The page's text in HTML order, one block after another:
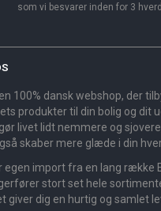
som vi besvarer inden for 3
100% dansk webshop, der
produkter til din bolig og dit
livet lidt nemmere og
skaber mere glæde i din
egen import fra en lang række
stort set hele
giver dig en hurtig og samlet